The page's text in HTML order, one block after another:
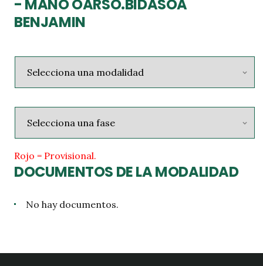
- MANO OARSO.BIDASOA
BENJAMIN
Rojo = Provisional.
DOCUMENTOS DE LA MODALIDAD
No hay documentos.